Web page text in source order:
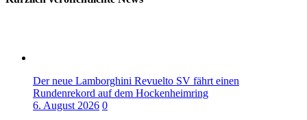
Der neue Lamborghini Revuelto SV fährt einen
Rundenrekord auf dem Hockenheimring
6. August 2026 0